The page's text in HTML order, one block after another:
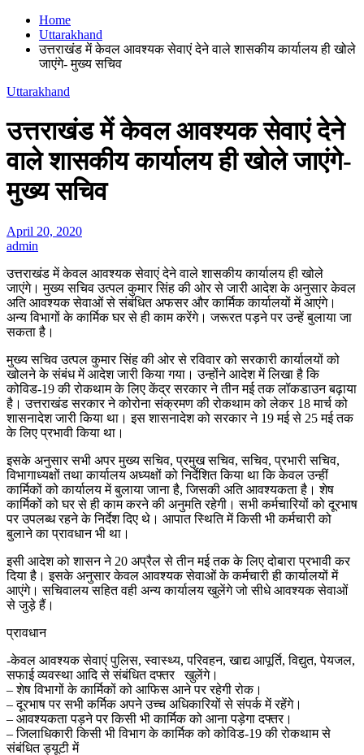
Home
Uttarakhand
उत्तराखंड में केवल आवश्यक सेवाएं देने वाले शासकीय कार्यालय ही खोले
जाएंगे- मुख्य सचिव
Uttarakhand
उत्तराखंड में केवल आवश्यक सेवाएं देने
वाले शासकीय कार्यालय ही खोले जाएंगे-
मुख्य सचिव
April 20, 2020
admin
उत्तराखंड में केवल आवश्यक सेवाएं देने वाले शासकीय कार्यालय ही खोले
जाएंगे। मुख्य सचिव उत्पल कुमार सिंह की ओर से जारी आदेश के अनुसार केवल
अति आवश्यक सेवाओं से संबंधित अफसर और कार्मिक कार्यालयों में आएंगे।
अन्य विभागों के कार्मिक घर से ही काम करेंगे। जरूरत पड़ने पर उन्हें बुलाया जा
सकता है।
मुख्य सचिव उत्पल कुमार सिंह की ओर से रविवार को सरकारी कार्यालयों को
खोलने के संबंध में आदेश जारी किया गया। उन्होंने आदेश में लिखा है कि
कोविड-19 की रोकथाम के लिए केंद्र सरकार ने तीन मई तक लॉकडाउन बढ़ाया
है। उत्तराखंड सरकार ने कोरोना संक्रमण की रोकथाम को लेकर 18 मार्च को
शासनादेश जारी किया था। इस शासनादेश को सरकार ने 19 मई से 25 मई तक
के लिए प्रभावी किया था।
इसके अनुसार सभी अपर मुख्य सचिव, प्रमुख सचिव, सचिव, प्रभारी सचिव,
विभागाध्यक्षों तथा कार्यालय अध्यक्षों को निर्देशित किया था कि केवल उन्हीं
कार्मिकों को कार्यालय में बुलाया जाना है, जिसकी अति आवश्यकता है। शेष
कार्मिकों को घर से ही काम करने की अनुमति रहेगी। सभी कर्मचारियों को दूरभाष
पर उपलब्ध रहने के निर्देश दिए थे। आपात स्थिति में किसी भी कर्मचारी को
बुलाने का प्रावधान भी था।
इसी आदेश को शासन ने 20 अप्रैल से तीन मई तक के लिए दोबारा प्रभावी कर
दिया है। इसके अनुसार केवल आवश्यक सेवाओं के कर्मचारी ही कार्यालयों में
आएंगे। सचिवालय सहित वही अन्य कार्यालय खुलेंगे जो सीधे आवश्यक सेवाओं
से जुड़े हैं।
प्रावधान
-केवल आवश्यक सेवाएं पुलिस, स्वास्थ्य, परिवहन, खाद्य आपूर्ति, विद्युत, पेयजल,
सफाई व्यवस्था आदि से संबंधित दफ्तर खुलेंगे।
– शेष विभागों के कार्मिकों को आफिस आने पर रहेगी रोक।
– दूरभाष पर सभी कर्मिक अपने उच्च अधिकारियों से संपर्क में रहेंगे।
– आवश्यकता पड़ने पर किसी भी कार्मिक को आना पड़ेगा दफ्तर।
– जिलाधिकारी किसी भी विभाग के कार्मिक को कोविड-19 की रोकथाम से
संबंधित ड्यूटी में